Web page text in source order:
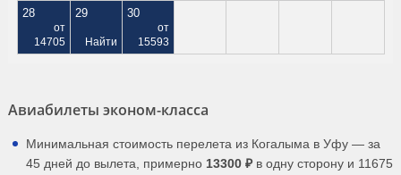
28
от
14705
29
Найти
30
от
15593
Авиабилеты эконом-класса
Минимальная стоимость перелета из Когалыма в Уфу — за
45 дней до вылета, примерно 13300 ₽ в одну сторону и 11675